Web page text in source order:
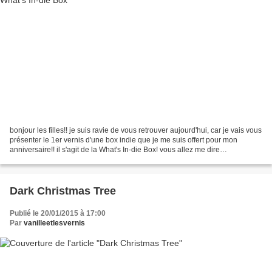
bonjour les filles!! je suis ravie de vous retrouver aujourd'hui, car je vais vous
présenter le 1er vernis d'une box indie que je me suis offert pour mon
anniversaire!! il s'agit de la What's In-die Box! vous allez me dire
Dark Christmas Tree
Publié le 20/01/2015 à 17:00
Par vanilleetlesvernis